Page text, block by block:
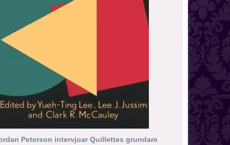
Peterson intervjuar Quillettes grundare